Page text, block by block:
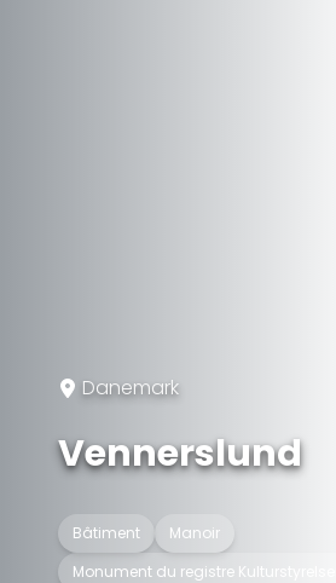
Danemark
Vennerslund
Bâtiment
Manoir
Monument du registre Kulturstyrelsen